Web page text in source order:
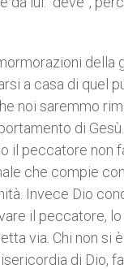
della
a casa di quel
noi saremmo
di
il peccatore non
che compie
Invece Dio
il peccatore,
via. Chi non si
di Dio,